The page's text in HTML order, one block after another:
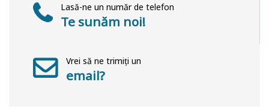
Lasă-ne un număr de telefon
Te sunăm noi!
Vrei să ne trimiți un
email?